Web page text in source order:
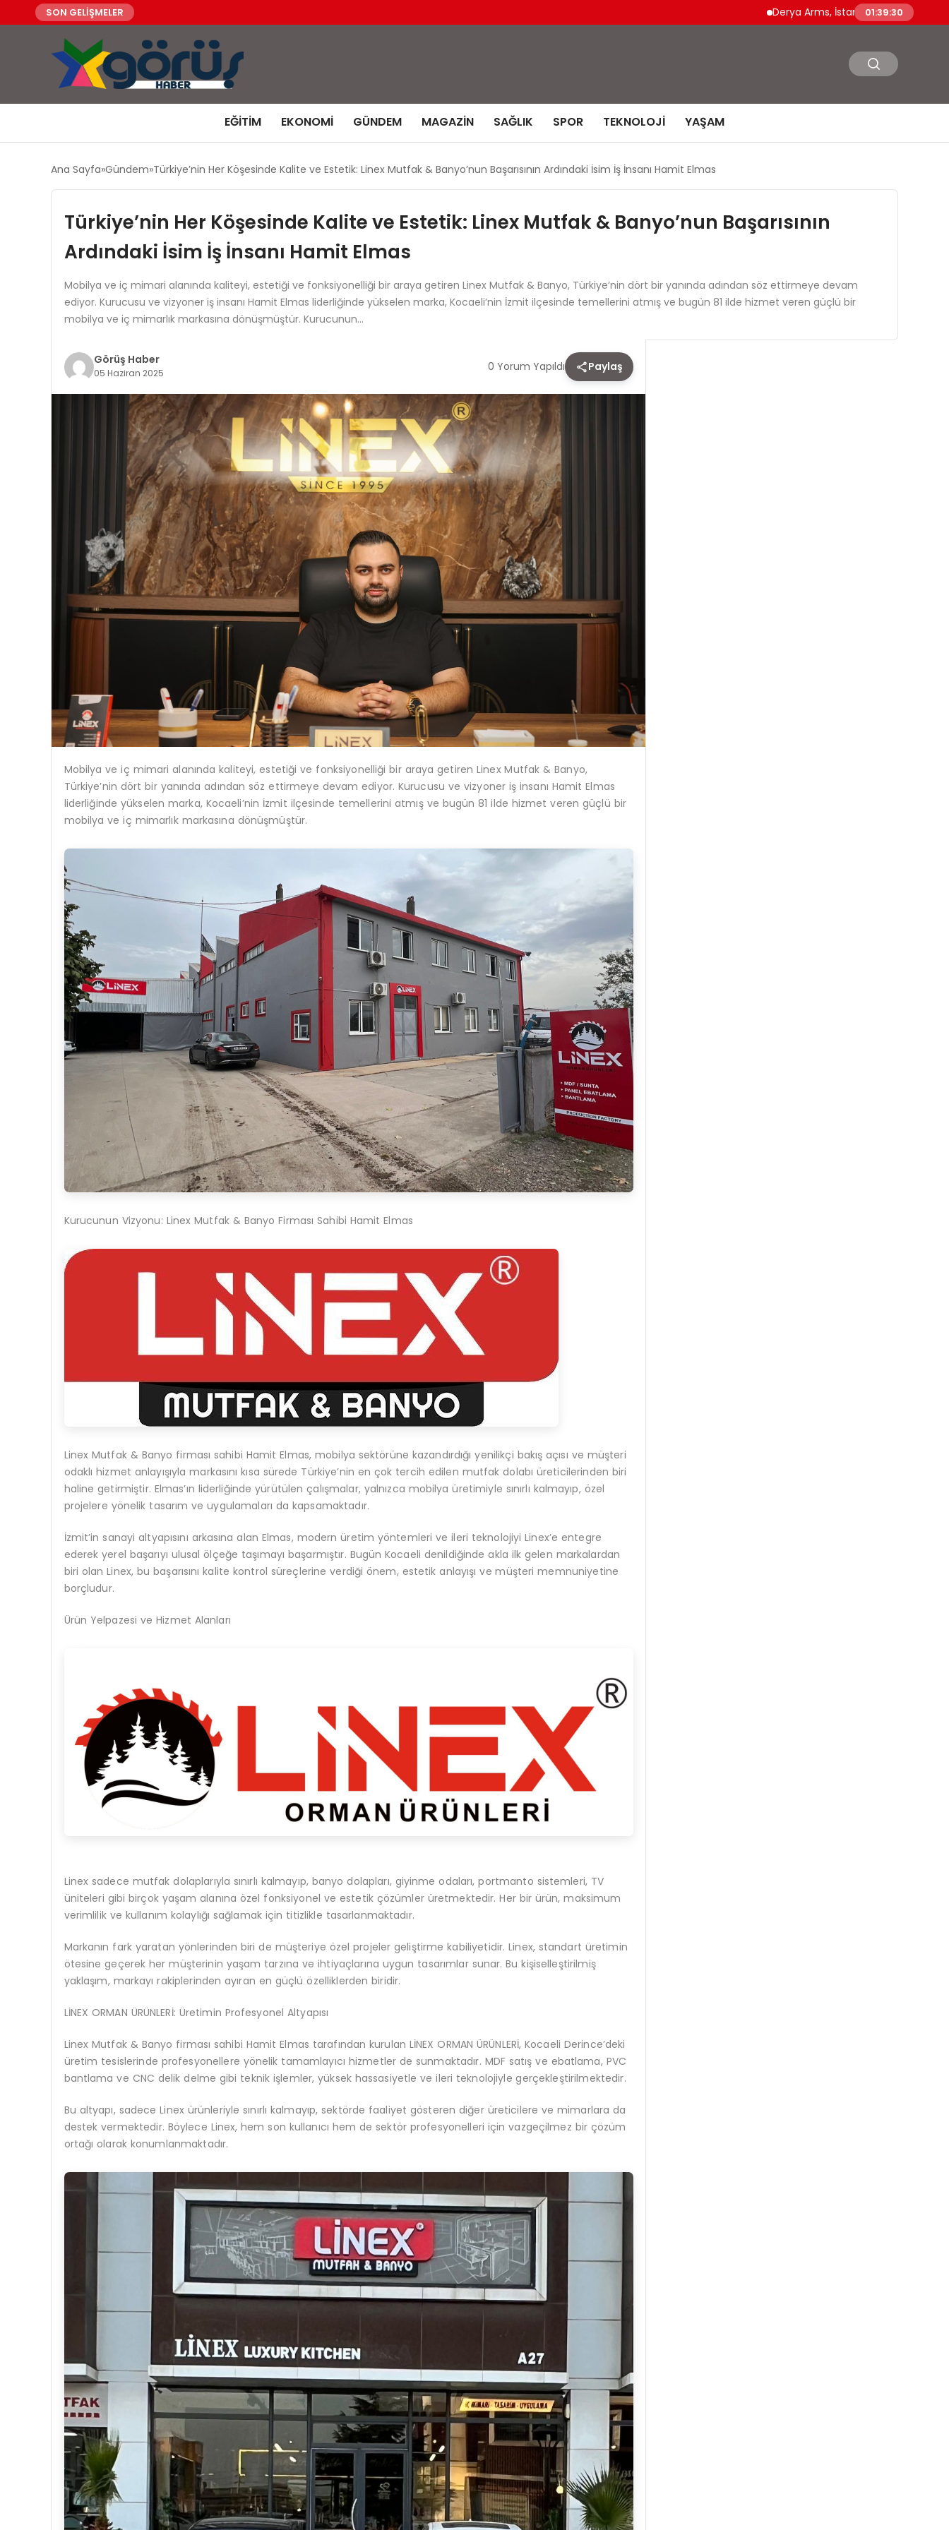
SON GELİŞMELER Derya Arms, İstanbul Prohunt 2026’da yeni
01:39:32
EĞITIM EKONOMI GÜNDEM MAGAZIN SAĞLIK SPOR TEKNOLOJI YAŞAM
Ana Sayfa Gündem Türkiye’nin Her Köşesinde Kalite ve Estetik: Linex Mutfak & Banyo’nun Başarısının Ardındaki İsim İş İnsanı Hamit Elmas
Türkiye’nin Her Köşesinde Kalite ve Estetik: Linex Mutfak & Banyo’nun Başarısının
Ardındaki İsim İş İnsanı Hamit Elmas
Mobilya ve iç mimari alanında kaliteyi, estetiği ve fonksiyonelliği bir araya getiren Linex Mutfak & Banyo, Türkiye’nin dört bir yanında adından söz ettirmeye devam
ediyor. Kurucusu ve vizyoner iş insanı Hamit Elmas liderliğinde yükselen marka, Kocaeli’nin İzmit ilçesinde temellerini atmış ve bugün 81 ilde hizmet veren güçlü bir
mobilya ve iç mimarlık markasına dönüşmüştür. Kurucunun…
Görüş Haber
05 Haziran 2025 0 Yorum Yapıldı Paylaş
Mobilya ve iç mimari alanında kaliteyi, estetiği ve fonksiyonelliği bir araya getiren Linex Mutfak & Banyo,
Türkiye’nin dört bir yanında adından söz ettirmeye devam ediyor. Kurucusu ve vizyoner iş insanı Hamit Elmas
liderliğinde yükselen marka, Kocaeli’nin İzmit ilçesinde temellerini atmış ve bugün 81 ilde hizmet veren güçlü bir
mobilya ve iç mimarlık markasına dönüşmüştür.
Kurucunun Vizyonu: Linex Mutfak & Banyo Firması Sahibi Hamit Elmas
Linex Mutfak & Banyo firması sahibi Hamit Elmas, mobilya sektörüne kazandırdığı yenilikçi bakış açısı ve müşteri
odaklı hizmet anlayışıyla markasını kısa sürede Türkiye’nin en çok tercih edilen mutfak dolabı üreticilerinden biri
haline getirmiştir. Elmas’ın liderliğinde yürütülen çalışmalar, yalnızca mobilya üretimiyle sınırlı kalmayıp, özel
projelere yönelik tasarım ve uygulamaları da kapsamaktadır.
İzmit’in sanayi altyapısını arkasına alan Elmas, modern üretim yöntemleri ve ileri teknolojiyi Linex’e entegre
ederek yerel başarıyı ulusal ölçeğe taşımayı başarmıştır. Bugün Kocaeli denildiğinde akla ilk gelen markalardan
biri olan Linex, bu başarısını kalite kontrol süreçlerine verdiği önem, estetik anlayışı ve müşteri memnuniyetine
borçludur.
Ürün Yelpazesi ve Hizmet Alanları
Linex sadece mutfak dolaplarıyla sınırlı kalmayıp, banyo dolapları, giyinme odaları, portmanto sistemleri, TV
üniteleri gibi birçok yaşam alanına özel fonksiyonel ve estetik çözümler üretmektedir. Her bir ürün, maksimum
verimlilik ve kullanım kolaylığı sağlamak için titizlikle tasarlanmaktadır.
Markanın fark yaratan yönlerinden biri de müşteriye özel projeler geliştirme kabiliyetidir. Linex, standart üretimin
ötesine geçerek her müşterinin yaşam tarzına ve ihtiyaçlarına uygun tasarımlar sunar. Bu kişiselleştirilmiş
yaklaşım, markayı rakiplerinden ayıran en güçlü özelliklerden biridir.
LİNEX ORMAN ÜRÜNLERİ: Üretimin Profesyonel Altyapısı
Linex Mutfak & Banyo firması sahibi Hamit Elmas tarafından kurulan LİNEX ORMAN ÜRÜNLERİ, Kocaeli Derince’deki
üretim tesislerinde profesyonellere yönelik tamamlayıcı hizmetler de sunmaktadır. MDF satış ve ebatlama, PVC
bantlama ve CNC delik delme gibi teknik işlemler, yüksek hassasiyetle ve ileri teknolojiyle gerçekleştirilmektedir.
Bu altyapı, sadece Linex ürünleriyle sınırlı kalmayıp, sektörde faaliyet gösteren diğer üreticilere ve mimarlara da
destek vermektedir. Böylece Linex, hem son kullanıcı hem de sektör profesyonelleri için vazgeçilmez bir çözüm
ortağı olarak konumlanmaktadır.